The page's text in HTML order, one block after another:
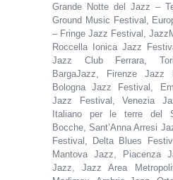
Grande Notte del Jazz –
Ground Music Festival,
– Fringe Jazz Festival,
Roccella Ionica Jazz
Jazz Club Ferrara,
BargaJazz, Firenze
Bologna Jazz Festival,
Jazz Festival, Venezia
Italiano per le terre del
Bocche, Sant’Anna Arresi
Festival, Delta Blues
Mantova Jazz, Piacenza
Jazz, Jazz Area